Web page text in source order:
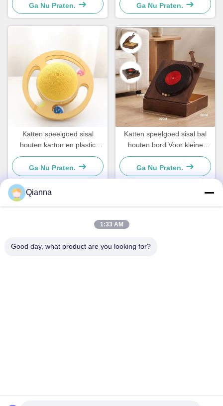
en praktisch
Ga Nu Praten.
en praktisch
Ga Nu Praten.
Katten speelgoed sisal
houten karton en plastic
Voor kleine honden en
katten Eenvoudig en
praktisch
Ga Nu Praten.
Katten speelgoed sisal bal
houten bord Voor kleine
honden en katten Eenvoudig
en praktisch
Ga Nu Praten.
Adres
Qianna
1:33 AM
Good day, what product are you looking for?